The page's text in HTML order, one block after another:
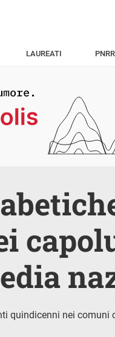
LAUREATI PNRR
quindicenni nei comuni